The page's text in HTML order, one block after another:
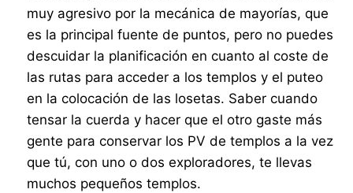
muy agresivo por la mecánica de mayorías, que
es la principal fuente de puntos, pero no puedes
descuidar la planificación en cuanto al coste de
las rutas para acceder a los templos y el puteo
en la colocación de las losetas. Saber cuando
tensar la cuerda y hacer que el otro gaste más
gente para conservar los PV de templos a la vez
que tú, con uno o dos exploradores, te llevas
muchos pequeños templos.